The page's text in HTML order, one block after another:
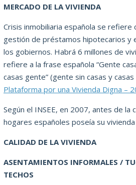
MERCADO DE LA VIVIENDA
Crisis inmobiliaria española se refiere
gestión de préstamos hipotecarios y
los gobiernos. Habrá 6 millones de
refiere a la frase española “Gente
casas gente” (gente sin casas y
Plataforma por una Vivienda Digna –
Según el INSEE, en 2007, antes de la
hogares españoles poseía su
CALIDAD DE LA VIVIENDA
ASENTAMIENTOS INFORMALES /
TECHOS